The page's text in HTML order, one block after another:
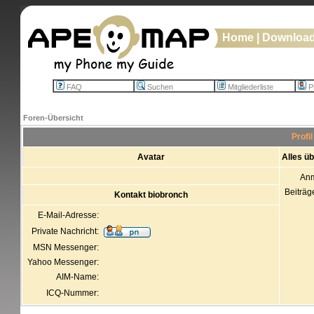
Home
FAQ Suchen Mitgliederliste
Foren-Übersicht
Avatar Alles
Kontakt biobronch
E-Mail-Adresse:
Private Nachricht:
MSN Messenger:
Yahoo Messenger:
AIM-Name:
ICQ-Nummer: